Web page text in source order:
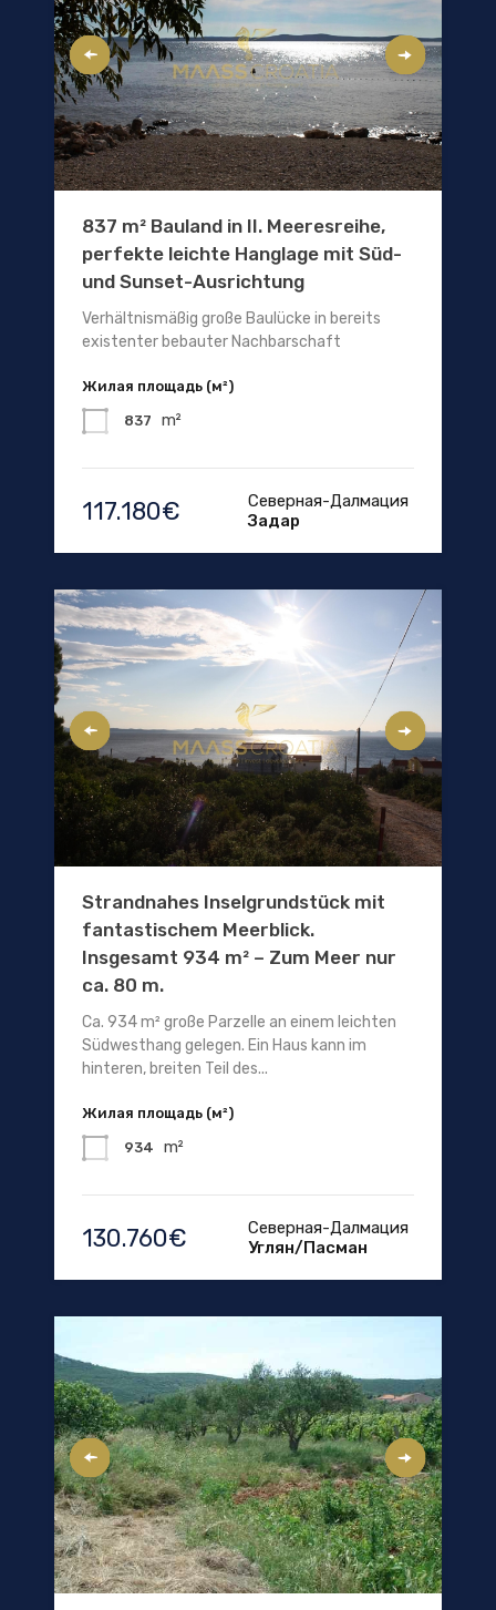
837 m² Bauland in II. Meeresreihe,
perfekte leichte Hanglage mit Süd-
und Sunset-Ausrichtung
Verhältnismäßig große Baulücke in bereits
existenter bebauter Nachbarschaft
Жилая площадь (м²)
837 m²
117.180€
Северная-Далмация
Задар
Strandnahes Inselgrundstück mit
fantastischem Meerblick.
Insgesamt 934 m² – Zum Meer nur
ca. 80 m.
Ca. 934 m² große Parzelle an einem leichten
Südwesthang gelegen. Ein Haus kann im
hinteren, breiten Teil des...
Жилая площадь (м²)
934 m²
130.760€
Северная-Далмация
Углян/Пасман